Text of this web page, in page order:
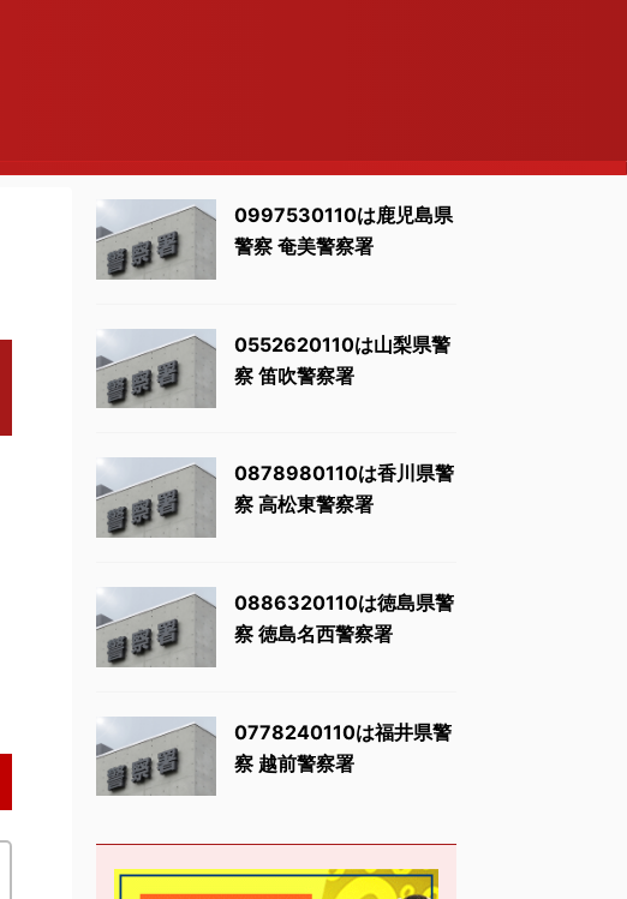
0997530110は鹿児島県
警察 奄美警察署
0552620110は山梨県警
察 笛吹警察署
0878980110は香川県警
察 高松東警察署
0886320110は徳島県警
察 徳島名西警察署
0778240110は福井県警
察 越前警察署